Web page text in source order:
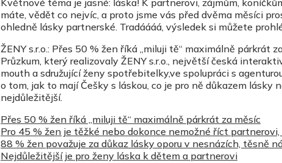
Květnové téma je jasné: láska! K partnerovi, zájmům,
máte, vědět co nejvíc, a proto jsme vás před dvěma měsíci
ohledně lásky partnerské. Tradáááá, výsledek si můžete
ŽENY s.r.o.: Přes 50 % žen říká „miluji tě“ maximálně párkrát
Průzkum, který realizovaly ŽENY s.r.o., největší česká
mouth a sdružující ženy spotřebitelky,ve spolupráci s
o tom, jak to mají Češky s láskou, co je pro ně důkazem lásky
nejdůležitější.
Přes 50 % žen říká „miluji tě“ maximálně párkrát za měsíc
Pro 45 % žen je těžké nebo dokonce nemožné říct partnerovi,
88 % žen považuje za důkaz lásky oporu v nesnázích, těsně
Nejdůležitější je pro ženy láska k dětem a partnerovi